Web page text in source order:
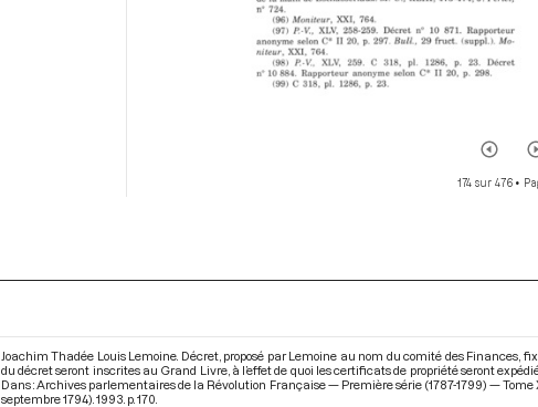
174 sur 476•
Joachim Thadée Louis Lemoine. Décret, proposé par Lemoine au nom du comité des Finances,
du décret seront inscrites au Grand Livre, à l’effet de quoi les certificats de propriété seront
Dans : Archives parlementaires de la Révolution Française — Première série (1787-1799) —
septembre 1794) . 1993. p. 170.